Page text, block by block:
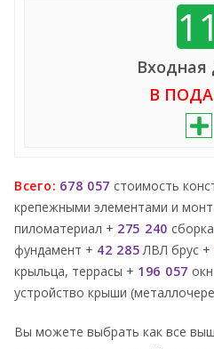
11
Входная
В
Всего: 678 057 стоимость
крепежными элементами и
пиломатериал + 275 240
фундамент + 42 285ЛВЛ брус +
крыльца, террасы + 196 057
устройство крыши
Вы можете выбрать как все